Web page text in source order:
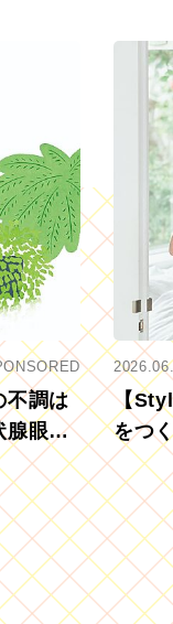
不調は
眼症
【
をつ